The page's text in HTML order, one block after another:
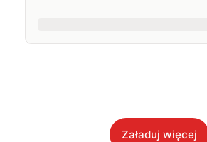
Załaduj więcej